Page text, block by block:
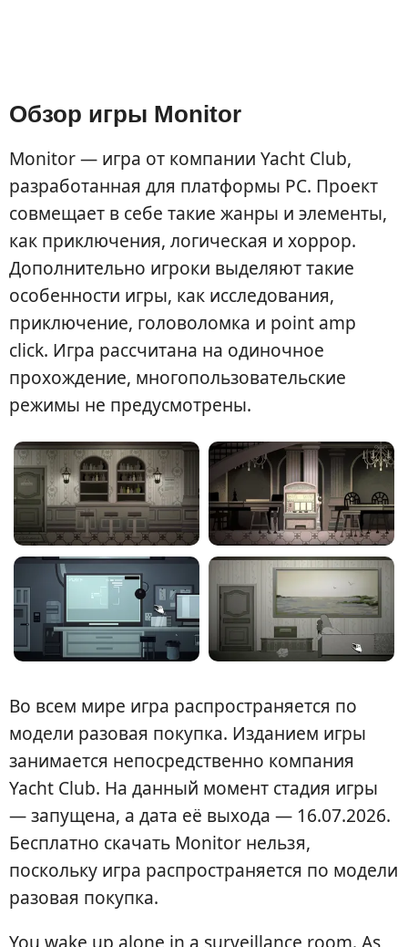
Обзор игры Monitor
Monitor — игра от компании Yacht Club,
разработанная для платформы PC. Проект
совмещает в себе такие жанры и элементы,
как приключения, логическая и хоррор.
Дополнительно игроки выделяют такие
особенности игры, как исследования,
приключение, головоломка и point amp
click. Игра рассчитана на одиночное
прохождение, многопользовательские
режимы не предусмотрены.
Во всем мире игра распространяется по
модели разовая покупка. Изданием игры
занимается непосредственно компания
Yacht Club. На данный момент стадия игры
— запущена, а дата её выхода — 16.07.2026.
Бесплатно скачать Monitor нельзя,
поскольку игра распространяется по модели
разовая покупка.